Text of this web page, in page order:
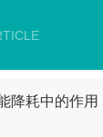
降耗中的作用